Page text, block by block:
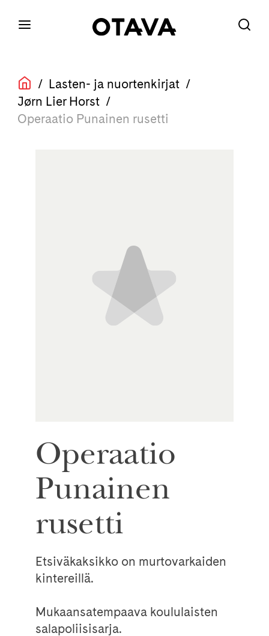
/ Lasten- ja nuortenkirjat /
Jørn Lier Horst /
Operaatio Punainen rusetti
Operaatio
Punainen
rusetti
Etsiväkaksikko on murtovarkaiden
kintereillä.
Mukaansatempaava koululaisten
salapoliisisarja.